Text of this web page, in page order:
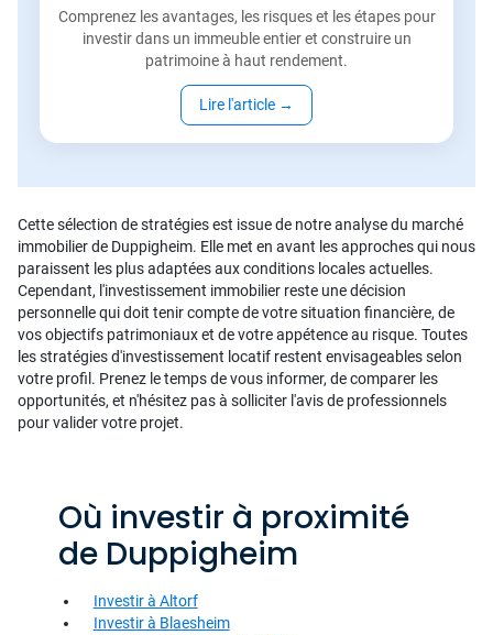
Comprenez les avantages, les risques et les étapes pour
investir dans un immeuble entier et construire un
patrimoine à haut rendement.
Lire l'article →
Cette sélection de stratégies est issue de notre analyse du marché
immobilier de Duppigheim. Elle met en avant les approches qui nous
paraissent les plus adaptées aux conditions locales actuelles.
Cependant, l'investissement immobilier reste une décision
personnelle qui doit tenir compte de votre situation financière, de
vos objectifs patrimoniaux et de votre appétence au risque. Toutes
les stratégies d'investissement locatif restent envisageables selon
votre profil. Prenez le temps de vous informer, de comparer les
opportunités, et n'hésitez pas à solliciter l'avis de professionnels
pour valider votre projet.
Où investir à proximité
de Duppigheim
Investir à Altorf
Investir à Blaesheim